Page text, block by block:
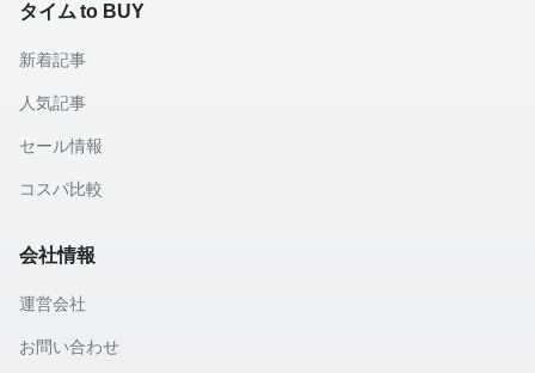
タイム to BUY
新着記事
人気記事
セール情報
コスパ比較
会社情報
運営会社
お問い合わせ